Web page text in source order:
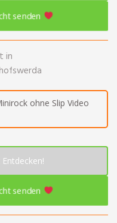
senden
in
ohne Slip Video
Entdecken!
senden